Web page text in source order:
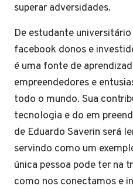
superar adversidades.
De estudante
facebook donos e
é uma fonte de
empreendedores e
todo o mundo. Sua
tecnologia e do em
de Eduardo Saverin será
servindo como um
única pessoa pode ter na
como nos conectamos e